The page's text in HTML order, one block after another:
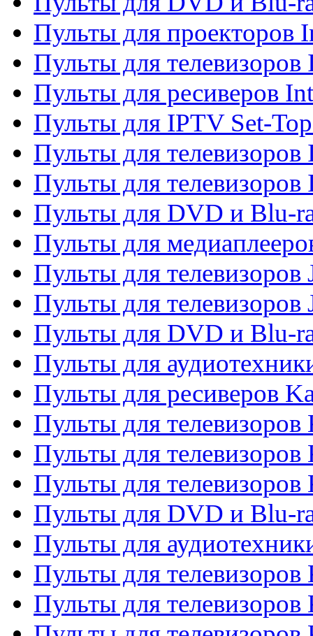
Пульты для проекторов
Пульты для
Пульты для ресиверов
Пульты для IPTV Set-
Пульты для телевизоров
Пульты для телевизоров
Пульты для DVD и Blu-
Пульты для
Пульты для телевизоров
Пульты для телевизоров
Пульты для DVD и Blu-
Пульты для
Пульты для ресиверов
Пульты для телевизоров
Пульты для телевизоров
Пульты для телевизоров
Пульты для DVD и Blu-
Пульты для
Пульты для
Пульты для телевизоров